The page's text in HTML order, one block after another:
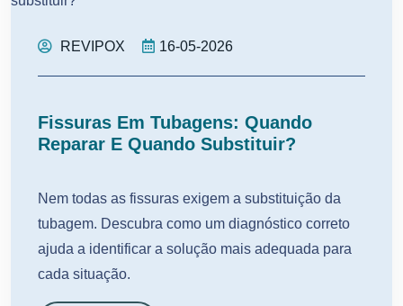
REVIPOX 16-05-2026
Fissuras Em Tubagens: Quando
Reparar E Quando Substituir?
Nem todas as fissuras exigem a substituição da
tubagem. Descubra como um diagnóstico correto
ajuda a identificar a solução mais adequada para
cada situação.